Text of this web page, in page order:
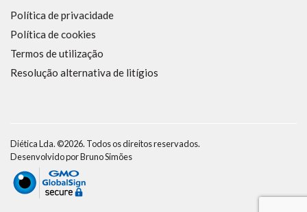
Política de privacidade
Política de cookies
Termos de utilização
Resolução alternativa de litígios
Diética Lda. ©2026. Todos os direitos reservados.
Desenvolvido porBruno Simões